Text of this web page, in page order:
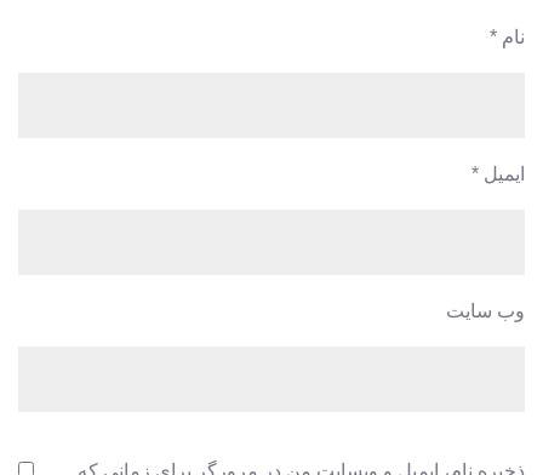
نام *
ایمیل *
وب‌ سایت
ذخیره نام، ایمیل و وبسایت من در مرورگر برای زمانی که